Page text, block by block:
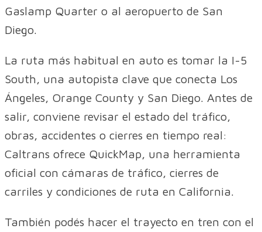
Gaslamp Quarter o al aeropuerto de San
Diego.
La ruta más habitual en auto es tomar la I-5
South, una autopista clave que conecta Los
Ángeles, Orange County y San Diego. Antes de
salir, conviene revisar el estado del tráfico,
obras, accidentes o cierres en tiempo real:
Caltrans ofrece QuickMap, una herramienta
oficial con cámaras de tráfico, cierres de
carriles y condiciones de ruta en California.
También podés hacer el trayecto en tren con el